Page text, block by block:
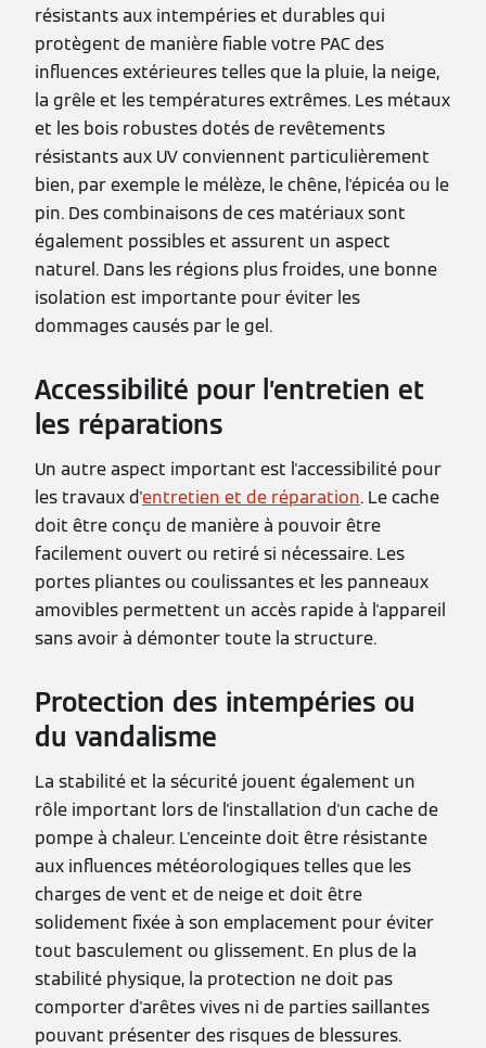
résistants aux intempéries et durables qui
protègent de manière fiable votre PAC des
influences extérieures telles que la pluie, la neige,
la grêle et les températures extrêmes. Les métaux
et les bois robustes dotés de revêtements
résistants aux UV conviennent particulièrement
bien, par exemple le mélèze, le chêne, l'épicéa ou le
pin. Des combinaisons de ces matériaux sont
également possibles et assurent un aspect
naturel. Dans les régions plus froides, une bonne
isolation est importante pour éviter les
dommages causés par le gel.
Accessibilité pour l’entretien et
les réparations
Un autre aspect important est l'accessibilité pour
les travaux d'entretien et de réparation. Le cache
doit être conçu de manière à pouvoir être
facilement ouvert ou retiré si nécessaire. Les
portes pliantes ou coulissantes et les panneaux
amovibles permettent un accès rapide à l'appareil
sans avoir à démonter toute la structure.
Protection des intempéries ou
du vandalisme
La stabilité et la sécurité jouent également un
rôle important lors de l'installation d'un cache de
pompe à chaleur. L'enceinte doit être résistante
aux influences météorologiques telles que les
charges de vent et de neige et doit être
solidement fixée à son emplacement pour éviter
tout basculement ou glissement. En plus de la
stabilité physique, la protection ne doit pas
comporter d'arêtes vives ni de parties saillantes
pouvant présenter des risques de blessures.